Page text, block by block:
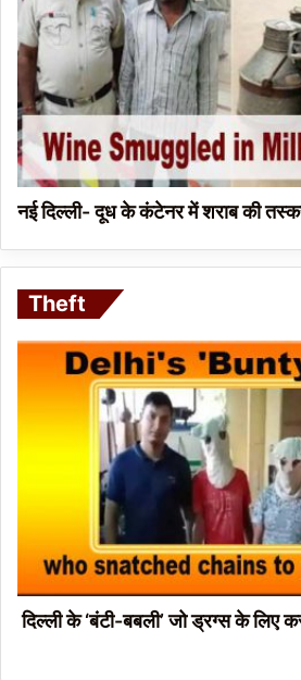
नई दिल्ली- दूध के कंटेनर में शराब की
Theft
दिल्ली के ‘बंटी-बबली’ जो ड्रग्स के लिए